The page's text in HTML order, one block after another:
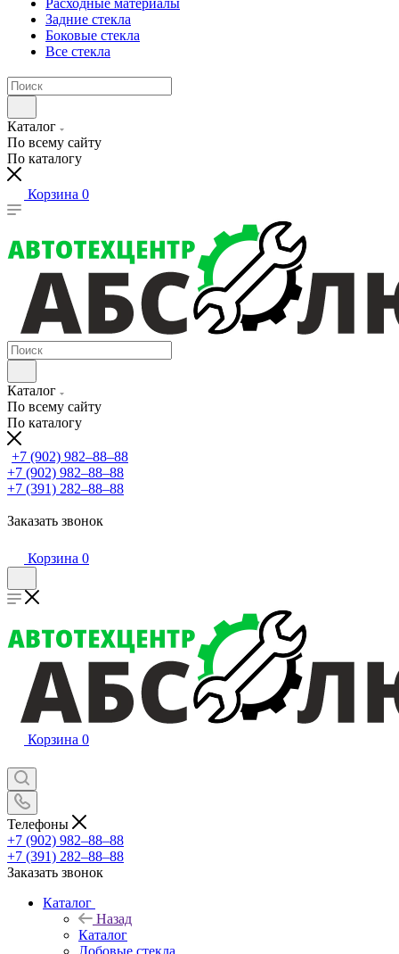
Расходные материалы
Задние стекла
Боковые стекла
Все стекла
Каталог
По всему сайту
По каталогу
Корзина 0
Каталог
По всему сайту
По каталогу
+7 (902) 982‒88‒88
+7 (902) 982‒88‒88
+7 (391) 282‒88‒88
Заказать звонок
Корзина 0
Корзина 0
Телефоны
+7 (902) 982‒88‒88
+7 (391) 282‒88‒88
Заказать звонок
Каталог
Назад
Каталог
Лобовые стекла